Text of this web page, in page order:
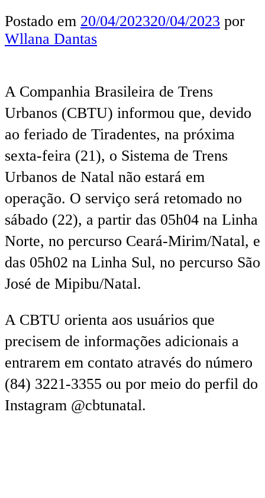
Postado em 20/04/202320/04/2023 por
Wllana Dantas
A Companhia Brasileira de Trens
Urbanos (CBTU) informou que, devido
ao feriado de Tiradentes, na próxima
sexta-feira (21), o Sistema de Trens
Urbanos de Natal não estará em
operação. O serviço será retomado no
sábado (22), a partir das 05h04 na Linha
Norte, no percurso Ceará-Mirim/Natal, e
das 05h02 na Linha Sul, no percurso São
José de Mipibu/Natal.
A CBTU orienta aos usuários que
precisem de informações adicionais a
entrarem em contato através do número
(84) 3221-3355 ou por meio do perfil do
Instagram @cbtunatal.